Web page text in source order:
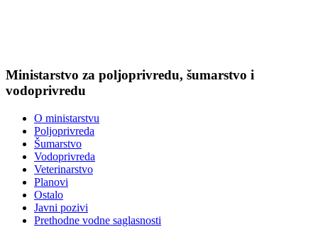
Ministarstvo za poljoprivredu, šumarstvo i
vodoprivredu
O ministarstvu
Poljoprivreda
Šumarstvo
Vodoprivreda
Veterinarstvo
Planovi
Ostalo
Javni pozivi
Prethodne vodne saglasnosti